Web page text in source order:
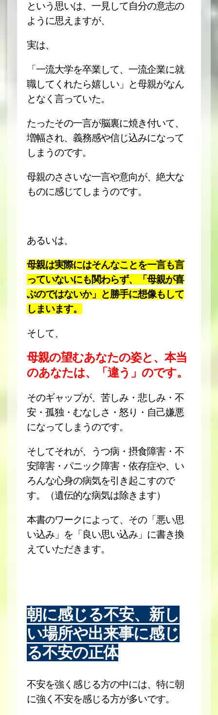
という思いは、一見して自分の意志の
ように思えますが、
実は、
「一流大学を卒業して、一流企業に就
職してくれたら嬉しい」と母親がなん
となく言っていた。
たったその一言が脳裏に焼き付いて、
増幅され、義務感や信じ込みになって
しまうのです。
母親のささいな一言や意向が、絶大な
ものに感じてしまうのです。
あるいは、
母親は実際にはそんなことを一言も言
っていないにも関わらず、「母親が喜
ぶのではないか」と勝手に想像もして
しまいます。
そして、
母親の望むあなたの姿と、本当
のあなたは、「違う」のです。
そのギャップが、苦しみ・悲しみ・不
安・孤独・むなしさ・怒り・自己嫌悪
になってしまうのです。
そしてそれが、うつ病・摂食障害・不
安障害・パニック障害・依存症や、い
ろんな心身の病気を引き起こすので
す。（遺伝的な病気は除きます）
本書のワークによって、その「悪い思
い込み」を「良い思い込み」に書き換
えていただきます。
朝に感じる不安、新し
い場所や出来事に感じ
る不安の正体
不安を強く感じる方の中には、特に朝
に強く不安を感じる方が多いです。